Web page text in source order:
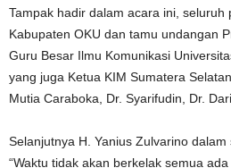
Tampak hadir dalam acara ini, seluruh
Kabupaten OKU dan tamu undangan
Guru Besar Ilmu Komunikasi
yang juga Ketua KIM Sumatera
Mutia Caraboka, Dr. Syarifudin, Dr.
Selanjutnya H. Yanius Zulvarino
“Waktu tidak akan berkelak semua